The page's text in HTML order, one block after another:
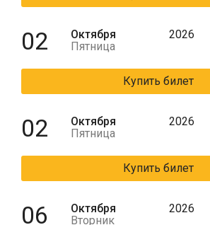
02
Октября
Пятница
2026
Купить билет
02
Октября
Пятница
2026
Купить билет
06
Октября
Вторник
2026